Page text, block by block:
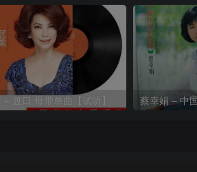
– 渡口 母带单曲【试听】 蔡幸娟 – 中